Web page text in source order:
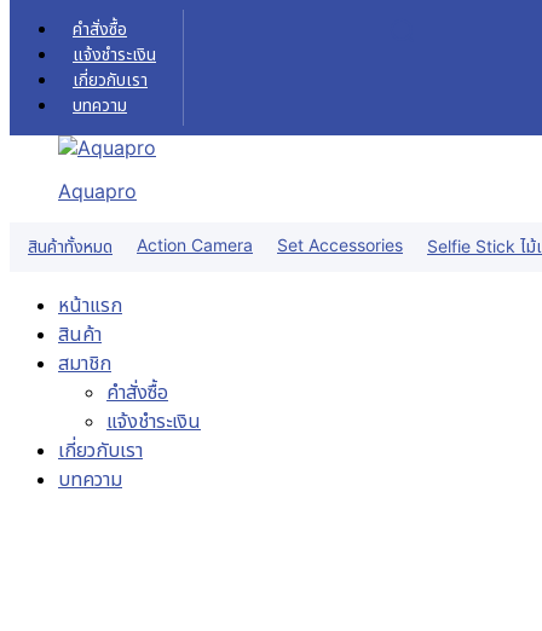
Skip to content
คำสั่งซื้อ
แจ้งชำระเงิน
เกี่ยวกับเรา
บทความ
Aquapro
สินค้าทั้งหมด Action Camera Set Accessories Selfie Stick ไม้
หน้าแรก
สินค้า
สมาชิก
คำสั่งซื้อ
แจ้งชำระเงิน
เกี่ยวกับเรา
บทความ